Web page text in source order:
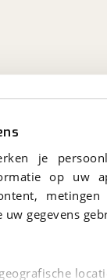
je
op
gegevens